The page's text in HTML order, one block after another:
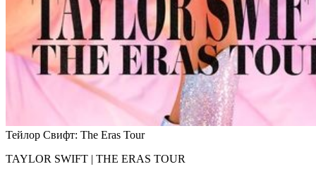
Тейлор Свифт: The Eras Tour
TAYLOR SWIFT | THE ERAS TOUR